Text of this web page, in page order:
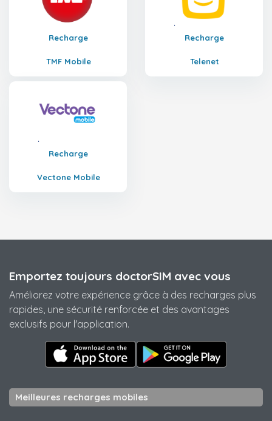
Recharge
TMF Mobile
Recharge
Telenet
Recharge
Vectone Mobile
Emportez toujours doctorSIM avec vous
Améliorez votre expérience grâce à des recharges plus
rapides, une sécurité renforcée et des avantages
exclusifs pour l'application.
Meilleures recharges mobiles